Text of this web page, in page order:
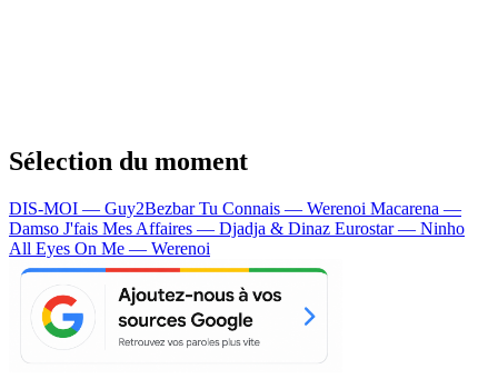
Sélection du moment
DIS-MOI — Guy2BezbarTu Connais — Werenoi Macarena —
Damso J'fais Mes Affaires — Djadja & Dinaz Eurostar — Ninho
All Eyes On Me — Werenoi